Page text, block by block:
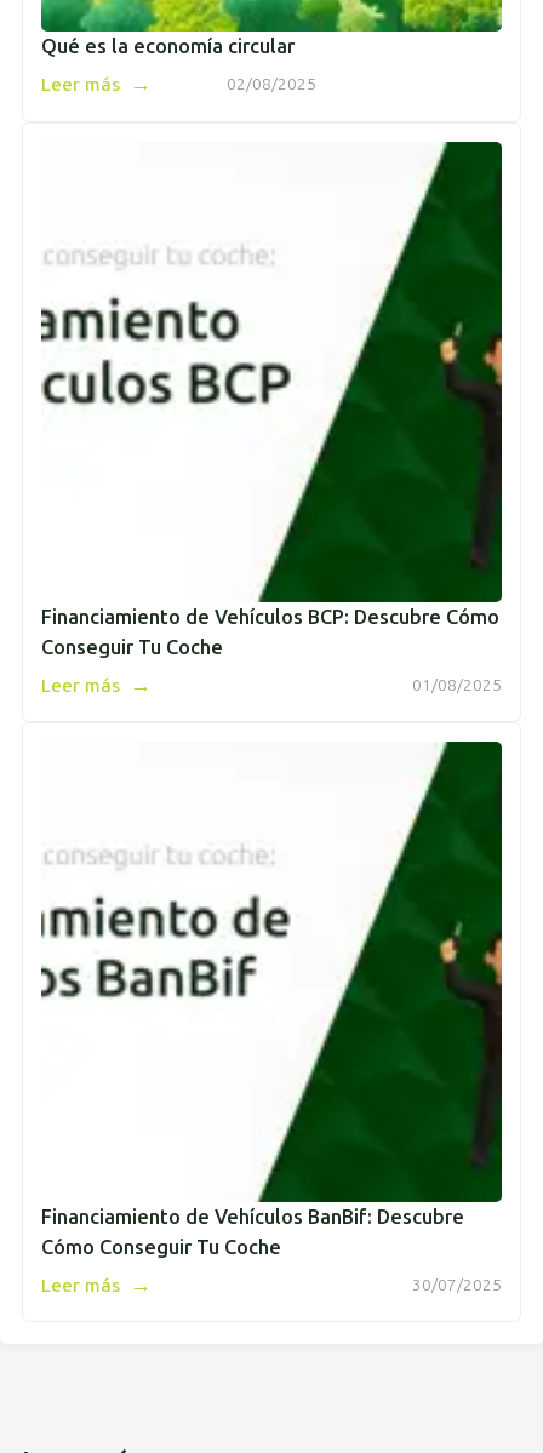
Qué es la economía circular
02/08/2025
Leer más →
Financiamiento de Vehículos BCP: Descubre Cómo
Conseguir Tu Coche
01/08/2025
Leer más →
Financiamiento de Vehículos BanBif: Descubre
Cómo Conseguir Tu Coche
30/07/2025
Leer más →